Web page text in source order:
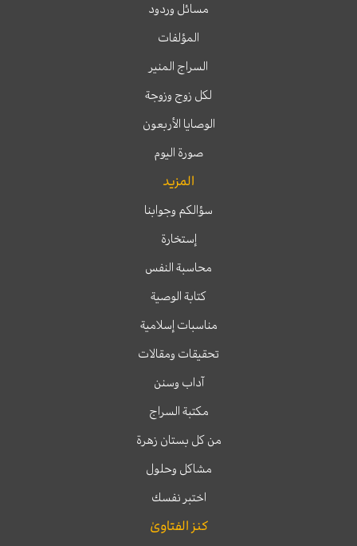
مسائل وردود
المؤلفات
السراج المنير
لكل زوج وزوجة
الوصايا الأربعون
صورة اليوم
المزيد
سؤالكم وجوابنا
إستخارة
محاسبة النفس
كتابة الوصية
مناسبات إسلامية
تحقيقات ومقالات
آداب وسنن
مكتبة السراج
من كل بستان زهرة
مشاكل وحلول
اختبر نفسك
كنز الفتاوىٰ